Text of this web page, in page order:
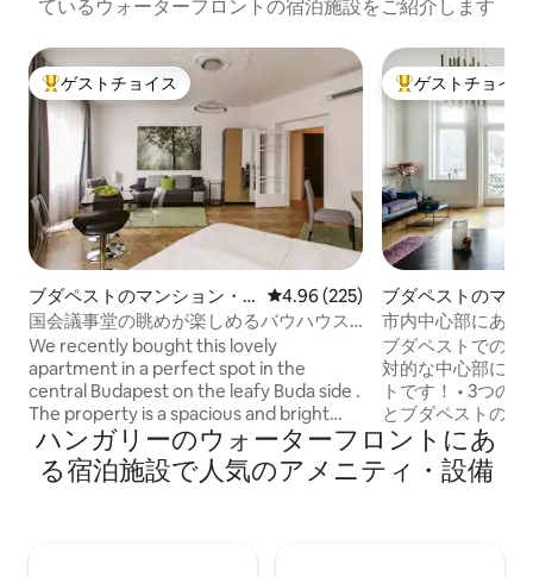
ているウォーターフロントの宿泊施設をご紹介します
大好評のゲストチョイスです。
ゲストチョイス
ブダペストのマンション・
アパート
レビュー225件、5つ星中4.96つ
4.96 (225)
国会議事堂の眺めが楽しめるバウハウス
のスタジオ
We recently bought this lovely
apartment in a perfect spot in the
central Budapest on the leafy Buda side .
The property is a spacious and bright
studio flat with stunning views of the
Parliament and the St. Anna Church on
the Batthanyi Square
大好評のゲスト
ゲストチョイス
ブダペストのマン
アパート
市内中心部にある
ウス
ブダペストでの完
対的な中心部にあ
トです！ • 3つの
とブダペストのラ
すことができま
れた寝室には、
クインクローゼ
ハンガリーのウォーターフロントにあ
る宿泊施設で人気のアメニティ・設備